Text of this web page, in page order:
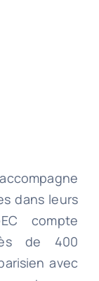
dans leurs
compte
de 400
avec